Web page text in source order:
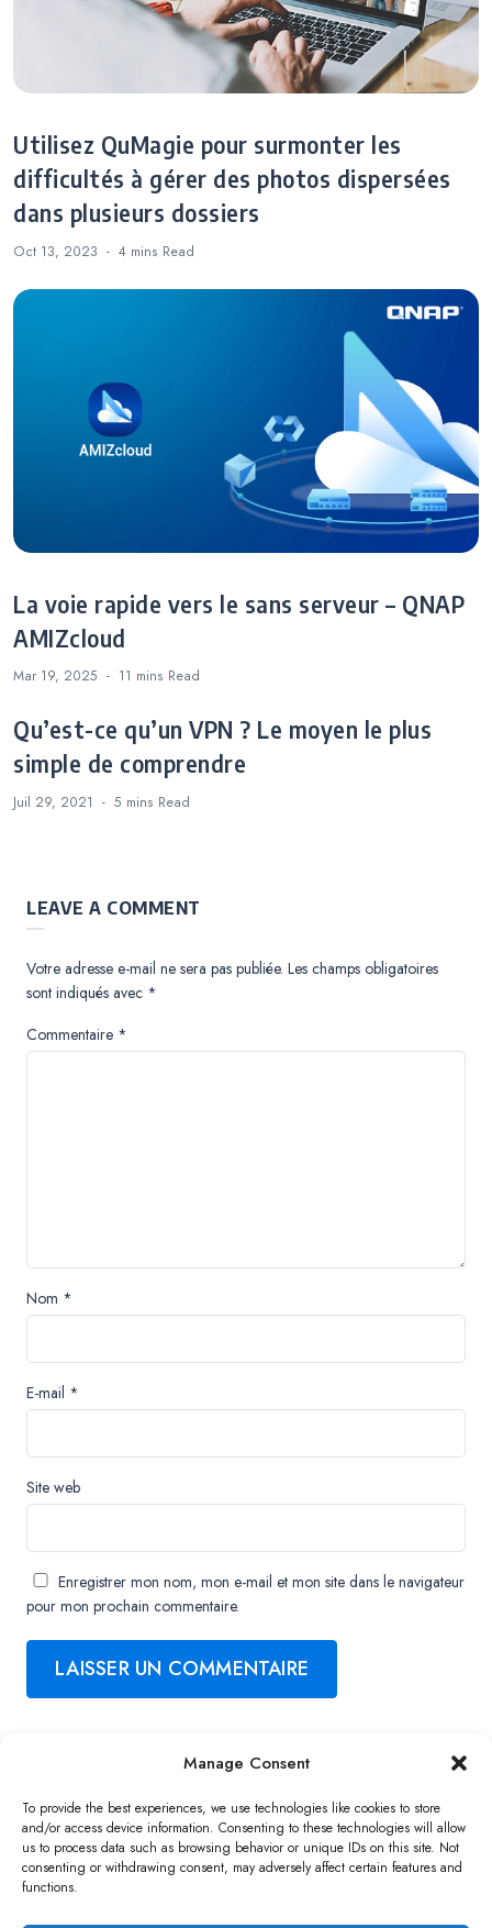
Manage Consent
To provide the best experiences, we use technologies like cookies to store
and/or access device information. Consenting to these technologies will allow
us to process data such as browsing behavior or unique IDs on this site. Not
consenting or withdrawing consent, may adversely affect certain features and
functions.
Utilisez QuMagie pour surmonter les
difficultés à gérer des photos dispersées
dans plusieurs dossiers
Oct 13, 2023 4 mins Read
La voie rapide vers le sans serveur – QNAP
AMIZcloud
Mar 19, 2025 11 mins Read
Qu’est-ce qu’un VPN ? Le moyen le plus
simple de comprendre
Juil 29, 2021 5 mins Read
LEAVE A COMMENT
Votre adresse e-mail ne sera pas publiée. Les champs obligatoires
sont indiqués avec *
Commentaire *
Nom *
E-mail *
Site web
Enregistrer mon nom, mon e-mail et mon site dans le navigateur
pour mon prochain commentaire.